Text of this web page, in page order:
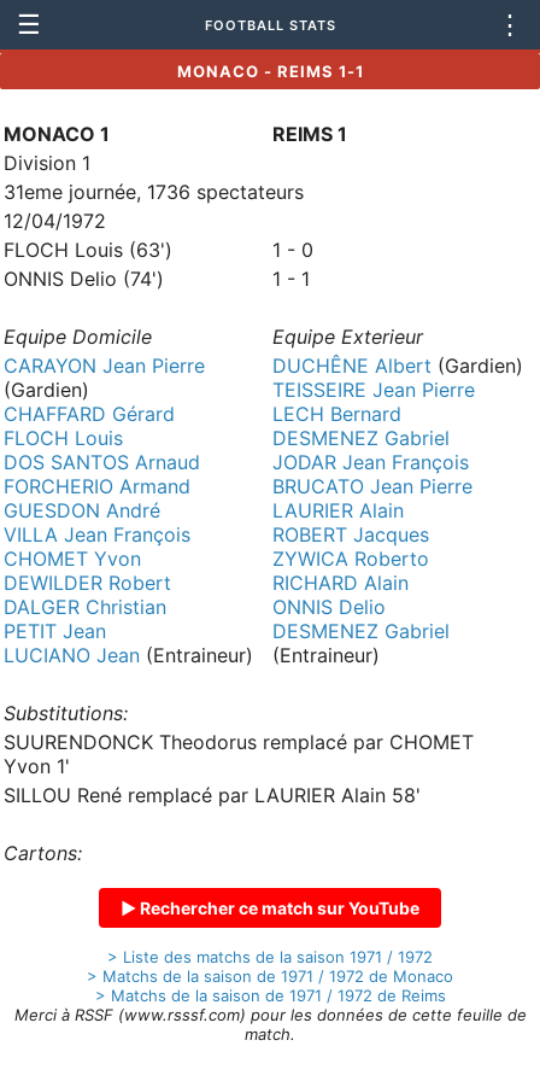
☰ FOOTBALL STATS ⋮
MONACO - REIMS 1-1
MONACO 1
REIMS 1
Division 1
31eme journée, 1736 spectateurs
12/04/1972
FLOCH Louis (63')
1 - 0
ONNIS Delio (74')
1 - 1
Equipe Domicile
Equipe Exterieur
CARAYON Jean Pierre
(Gardien)
CHAFFARD Gérard
FLOCH Louis
DOS SANTOS Arnaud
FORCHERIO Armand
GUESDON André
VILLA Jean François
CHOMET Yvon
DEWILDER Robert
DALGER Christian
PETIT Jean
LUCIANO Jean (Entraineur)
DUCHÊNE Albert (Gardien)
TEISSEIRE Jean Pierre
LECH Bernard
DESMENEZ Gabriel
JODAR Jean François
BRUCATO Jean Pierre
LAURIER Alain
ROBERT Jacques
ZYWICA Roberto
RICHARD Alain
ONNIS Delio
DESMENEZ Gabriel
(Entraineur)
Substitutions:
SUURENDONCK Theodorus remplacé par CHOMET
Yvon 1'
SILLOU René remplacé par LAURIER Alain 58'
Cartons:
▶ Rechercher ce match sur YouTube
> Liste des matchs de la saison 1971 / 1972
> Matchs de la saison de 1971 / 1972 de Monaco
> Matchs de la saison de 1971 / 1972 de Reims
Merci à RSSF (www.rsssf.com) pour les données de cette feuille de
match.